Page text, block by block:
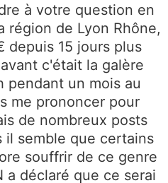
à votre question en
région de Lyon Rhône,
depuis 15 jours plus
c'était la galère
pendant un mois au
me prononcer pour
de nombreux posts
il semble que certains
souffrir de ce genre
a déclaré que ce serai